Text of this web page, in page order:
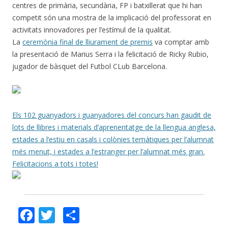
centres de primària, secundària, FP i batxillerat que hi han
competit són una mostra de la implicació del professorat en
activitats innovadores per l’estímul de la qualitat.
La ceremònia final de lliurament de premis va comptar amb
la presentació de Marius Serra i la felicitació de Ricky Rubio,
jugador de bàsquet del Futbol CLub Barcelona.
Els 102 guanyadors i guanyadores del concurs han gaudit de
lots de llibres i materials d’aprenentatge de la llengua anglesa,
estades a l’estiu en casals i colònies temàtiques per l’alumnat
més menut, i estades a l’estranger per l’alumnat més gran.
Felicitacions a tots i totes!
F T